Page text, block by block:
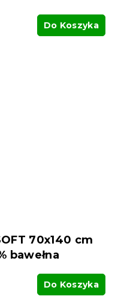
Do Koszyka
70x140 cm
bawełna
Do Koszyka